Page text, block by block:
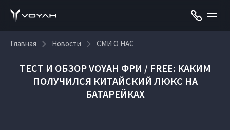
Главная Новости СМИ О НАС
ТЕСТ И ОБЗОР VOYAH ФРИ / FREE: КАКИМ
ПОЛУЧИЛСЯ КИТАЙСКИЙ ЛЮКС НА
БАТАРЕЙКАХ